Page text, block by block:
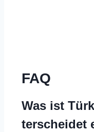
FAQ
Was ist
terscheidet